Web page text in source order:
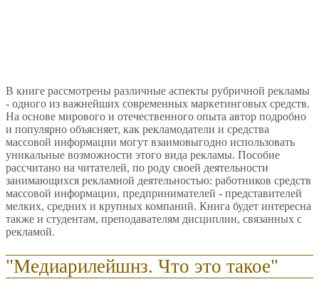
В книге рассмотрены различные аспекты рубричной рекламы
- одного из важнейших современных маркетинговых средств.
На основе мирового и отечественного опыта автор подробно
и популярно объясняет, как рекламодатели и средства
массовой информации могут взаимовыгодно использовать
уникальные возможности этого вида рекламы. Пособие
рассчитано на читателей, по роду своей деятельности
занимающихся рекламной деятельностью: работников средств
массовой информации, предпринимателей - представителей
мелких, средних и крупных компаний. Книга будет интересна
также и студентам, преподавателям дисциплин, связанных с
рекламой.
"Медиарилейшнз. Что это такое"